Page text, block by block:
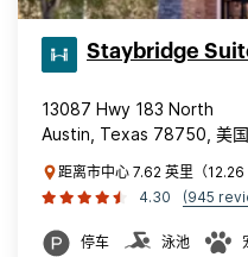
Staybridge
13087 Hwy 183 North
Austin, Texas 78750, 美国
距离市中心 7.62 英里（
4.30
(945
停车 泳池